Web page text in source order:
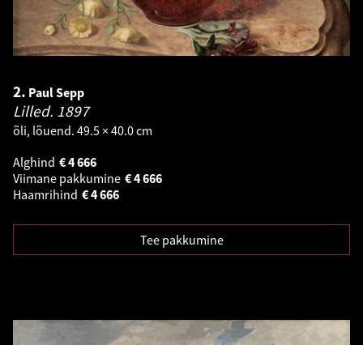
2. Paul Sepp
Lilled. 1897
õli, lõuend. 49.5 × 40.0 cm
Alghind
4 666
€
Viimane pakkumine
4 666
€
Haamrihind
4 666
€
Tee pakkumine